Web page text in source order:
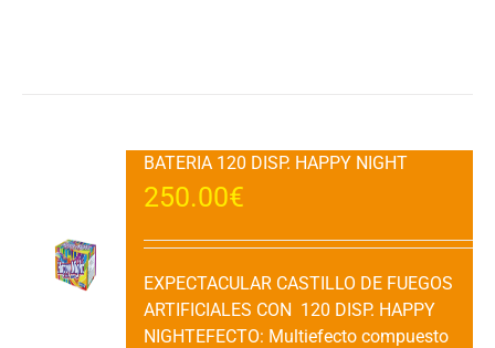
BATERIA 120 DISP. HAPPY NIGHT
250.00€
EXPECTACULAR CASTILLO DE FUEGOS
ARTIFICIALES CON 120 DISP. HAPPY
NIGHTEFECTO: Multiefecto compuesto